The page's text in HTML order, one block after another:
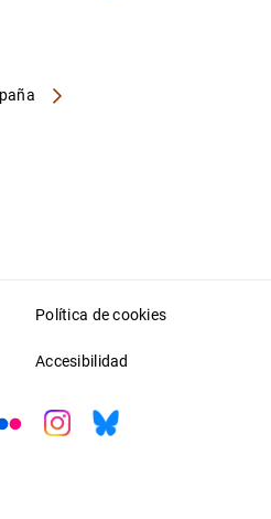
Política de cookies
Accesibilidad
Instagram
Bluesky